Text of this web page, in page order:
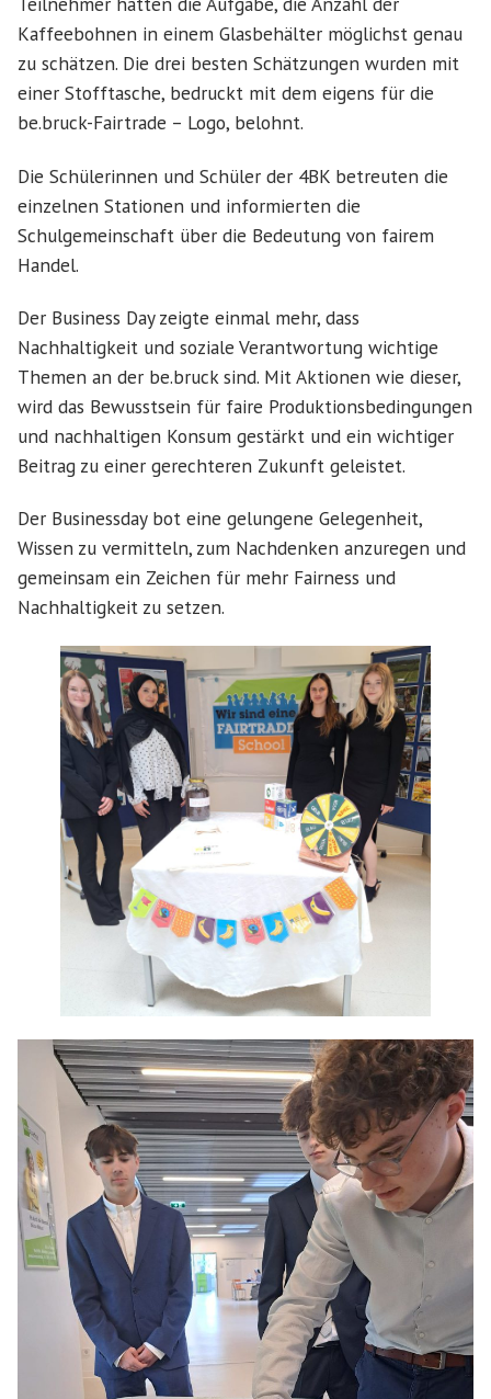
Kaffeebohnen in einem Glasbehälter möglichst genau
zu schätzen. Die drei besten Schätzungen wurden mit
einer Stofftasche, bedruckt mit dem eigens für die
be.bruck-Fairtrade – Logo, belohnt.
Die Schülerinnen und Schüler der 4BK betreuten die
einzelnen Stationen und informierten die
Schulgemeinschaft über die Bedeutung von fairem
Handel.
Der Business Day zeigte einmal mehr, dass
Nachhaltigkeit und soziale Verantwortung wichtige
Themen an der be.bruck sind. Mit Aktionen wie dieser,
wird das Bewusstsein für faire Produktionsbedingungen
und nachhaltigen Konsum gestärkt und ein wichtiger
Beitrag zu einer gerechteren Zukunft geleistet.
Der Businessday bot eine gelungene Gelegenheit,
Wissen zu vermitteln, zum Nachdenken anzuregen und
gemeinsam ein Zeichen für mehr Fairness und
Nachhaltigkeit zu setzen.